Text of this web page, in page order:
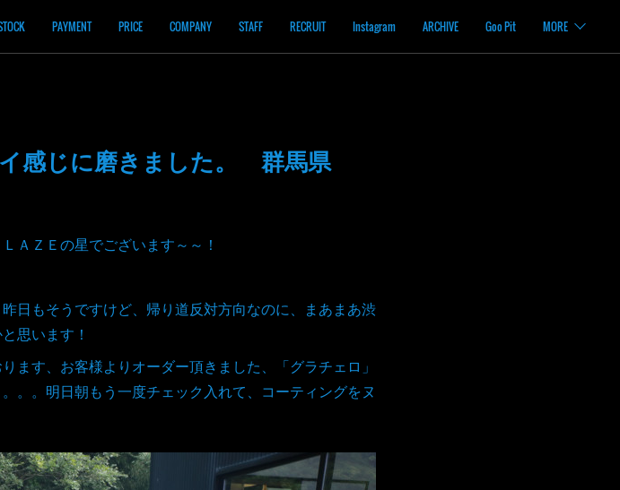
PAYMENT PRICE COMPANY STAFF RECRUIT Instagram ARCHIVE Goo Pit MORE
感じに磨きました。 群馬県
ＡＺＥの星でございます～～！
日もそうですけど、帰り道反対方向なのに、まあまあ渋
思います！
ます、お客様よりオーダー頂きました、「グラチェロ」
。。明日朝もう一度チェック入れて、コーティングをヌ